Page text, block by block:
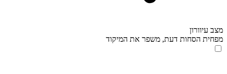
מצב עיוורון
מפחית הסחות דעת, משפר את המיקוד